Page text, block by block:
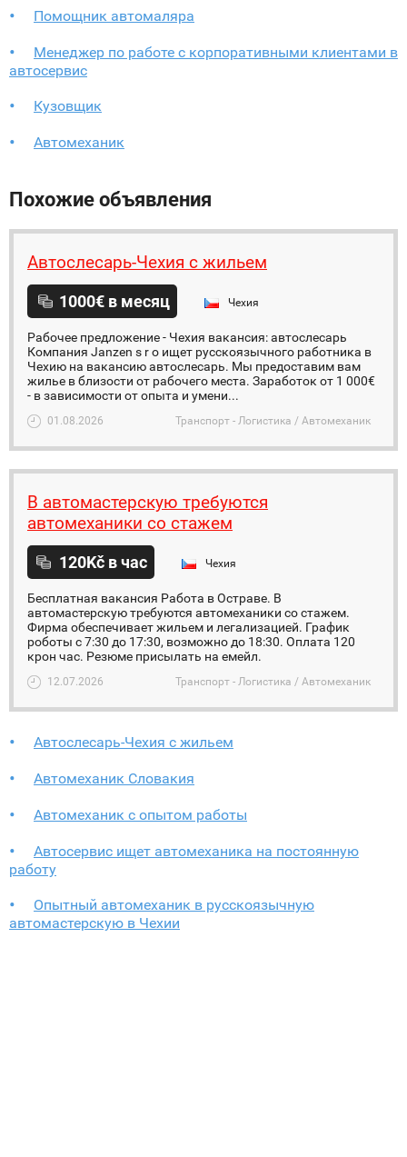
Помощник автомаляра
Менеджер по работе с корпоративными клиентами в
автосервис
Кузовщик
Автомеханик
Похожие объявления
Автослесарь-Чехия с жильем
1000€ в месяц Чехия
Рабочее предложение - Чехия вакансия: автослесарь
Компания Janzen s r o ищет русскоязычного работника в
Чехию на вакансию автослесарь. Мы предоставим вам
жилье в близости от рабочего места. Заработок от 1 000€
- в зависимости от опыта и умени...
01.08.2026 Транспорт - Логистика / Автомеханик
В автомастерскую требуются
автомеханики со стажем
120Kč в час Чехия
Бесплатная вакансия Работа в Остраве. В
автомастерскую требуются автомеханики со стажем.
Фирма обеспечивает жильем и легализацией. График
роботы с 7:30 до 17:30, возможно до 18:30. Оплата 120
крон час. Резюме присылать на емейл.
12.07.2026 Транспорт - Логистика / Автомеханик
Автослесарь-Чехия с жильем
Автомеханик Словакия
Автомеханик с опытом работы
Автосервис ищет автомеханика на постоянную
работу
Опытный автомеханик в русскоязычную
автомастерскую в Чехии